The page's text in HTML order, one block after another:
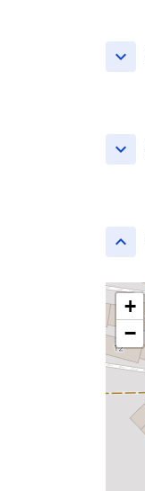
keyboard_arrow_down
keyboard_arrow_down
keyboard_arrow_up
+
−